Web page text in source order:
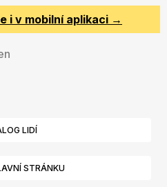
i v mobilní aplikaci →
LIDÍ
STRÁNKU